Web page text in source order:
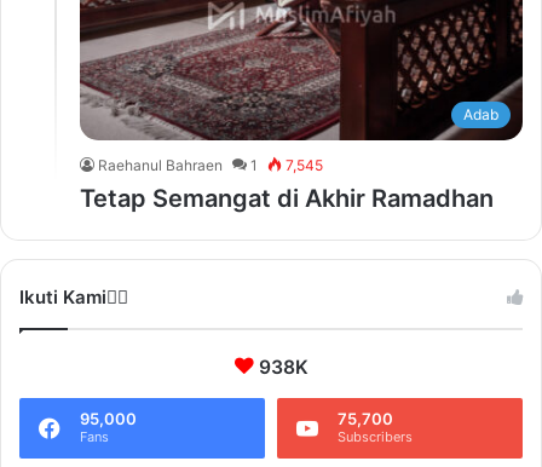
Adab
Raehanul Bahraen 1 7,545
Tetap Semangat di Akhir Ramadhan
Ikuti Kami❤️‍🔥
938K
95,000
Fans
75,700
Subscribers